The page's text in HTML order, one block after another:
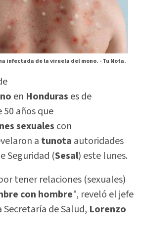
infectada de la viruela del mono. -Tu Nota.
en Honduras es de
50 años que
sexuales con
a tunota autoridades
Seguridad (Sesal) este lunes.
tener relaciones (sexuales)
con hombre", reveló el jefe
Secretaría de Salud, Lorenzo